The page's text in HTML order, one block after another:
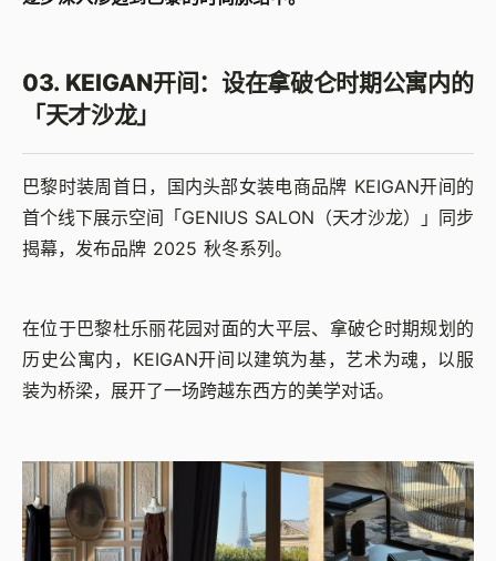
03. KEIGAN开间：设在拿破仑时期公寓内的
「天才沙龙」
巴黎时装周首日，国内头部女装电商品牌 KEIGAN开间的
首个线下展示空间「GENIUS SALON（天才沙龙）」同步
揭幕，发布品牌 2025 秋冬系列。
在位于巴黎杜乐丽花园对面的大平层、拿破仑时期规划的
历史公寓内，KEIGAN开间以建筑为基，艺术为魂，以服
装为桥梁，展开了一场跨越东西方的美学对话。